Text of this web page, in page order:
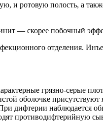
и ротовую полость, а
— скорее побочный
отделения.
грязно-серые
оболочке
дифтерии
противодифтерийную